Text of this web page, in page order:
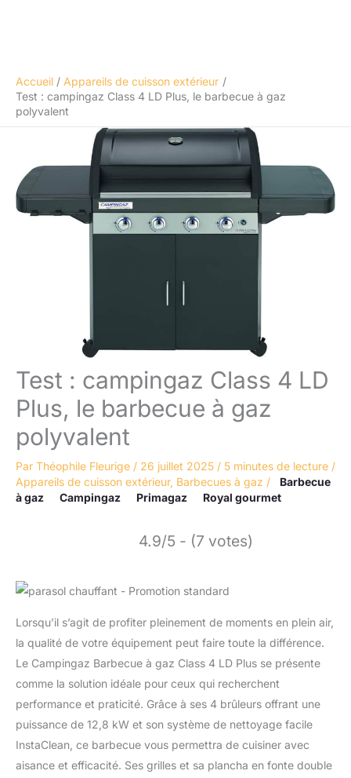
Accueil
Appareils de cuisson extérieur
Test : campingaz Class 4 LD Plus, le barbecue à gaz
polyvalent
Test : campingaz Class 4 LD
Plus, le barbecue à gaz
polyvalent
Par Théophile Fleurige / 26 juillet 2025 / 5 minutes de lecture /
Appareils de cuisson extérieur, Barbecues à gaz /
Barbecue
à gaz
Campingaz Primagaz Royal gourmet
4.9/5 - (7 votes)
Lorsqu’il s’agit de profiter pleinement de moments en plein air,
la qualité de votre équipement peut faire toute la différence.
Le Campingaz Barbecue à gaz Class 4 LD Plus se présente
comme la solution idéale pour ceux qui recherchent
performance et praticité. Grâce à ses 4 brûleurs offrant une
puissance de 12,8 kW et son système de nettoyage facile
InstaClean, ce barbecue vous permettra de cuisiner avec
aisance et efficacité. Ses grilles et sa plancha en fonte double